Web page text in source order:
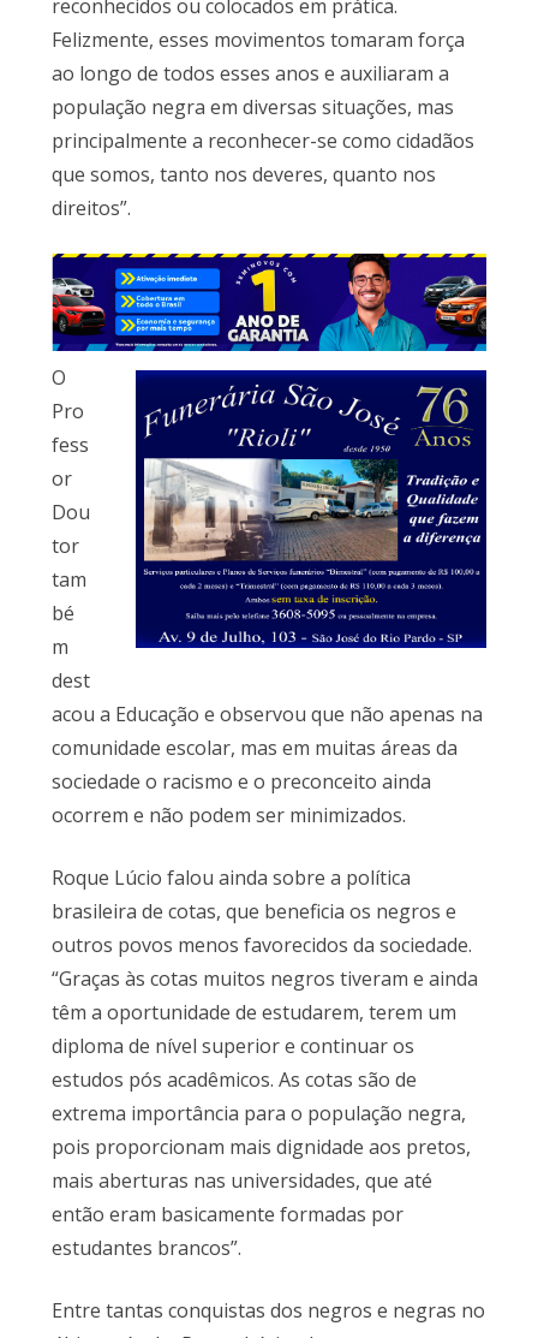
reconhecidos ou colocados em prática.
Felizmente, esses movimentos tomaram força
ao longo de todos esses anos e auxiliaram a
população negra em diversas situações, mas
principalmente a reconhecer-se como cidadãos
que somos, tanto nos deveres, quanto nos
direitos”.
O
Pro
fess
or
Dou
tor
tam
bé
m
dest
acou a Educação e observou que não apenas na
comunidade escolar, mas em muitas áreas da
sociedade o racismo e o preconceito ainda
ocorrem e não podem ser minimizados.
Roque Lúcio falou ainda sobre a política
brasileira de cotas, que beneficia os negros e
outros povos menos favorecidos da sociedade.
“Graças às cotas muitos negros tiveram e ainda
têm a oportunidade de estudarem, terem um
diploma de nível superior e continuar os
estudos pós acadêmicos. As cotas são de
extrema importância para o população negra,
pois proporcionam mais dignidade aos pretos,
mais aberturas nas universidades, que até
então eram basicamente formadas por
estudantes brancos”.
Entre tantas conquistas dos negros e negras no